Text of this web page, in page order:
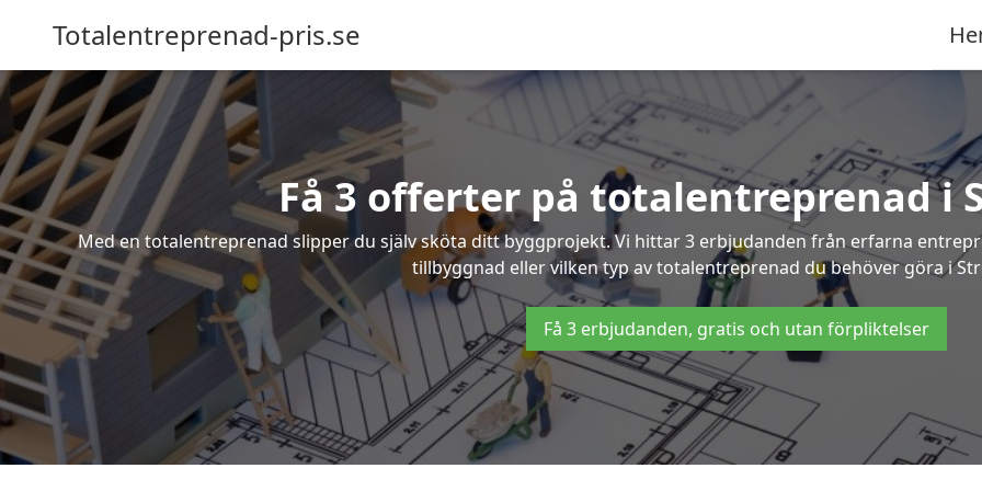
Totalentreprenad-pris.se
Få 3 offerter på totalentreprenad i
Med en totalentreprenad slipper du själv sköta ditt byggprojekt. Vi hittar 3 erbjudanden från erfarna
tillbyggnad eller vilken typ av totalentreprenad du behöver göra i
Få 3 erbjudanden, gratis och utan förpliktelser